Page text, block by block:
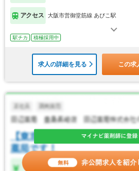
アクセス 大阪市営御堂筋線 あびこ駅
駅チカ 積極採用中
求人の詳細を見る この求